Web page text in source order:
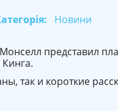
Новини
представил
так и короткие